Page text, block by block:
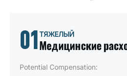
01ТЯЖЕЛЫЙ
Медицинские
Potential Compensation: